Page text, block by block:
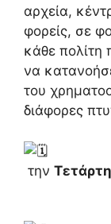
αρχεία,
φορείς, σε
κάθε πολίτη
να
του
διάφορες
την Τετάρτη